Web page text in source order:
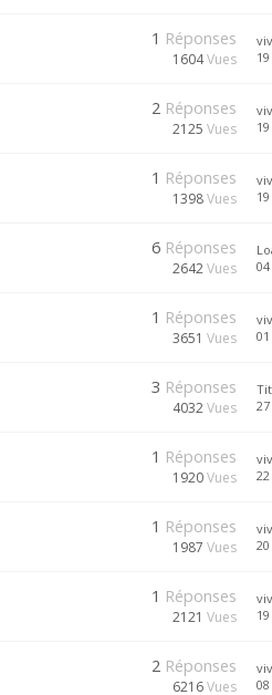
1 Réponses
1604Vues
2 Réponses
2125 Vues
1 Réponses
1398Vues
6 Réponses
2642Vues
1 Réponses
3651 Vues
3 Réponses
4032Vues
1 Réponses
1920Vues
1 Réponses
1987 Vues
1 Réponses
2121 Vues
2 Réponses
6216Vues